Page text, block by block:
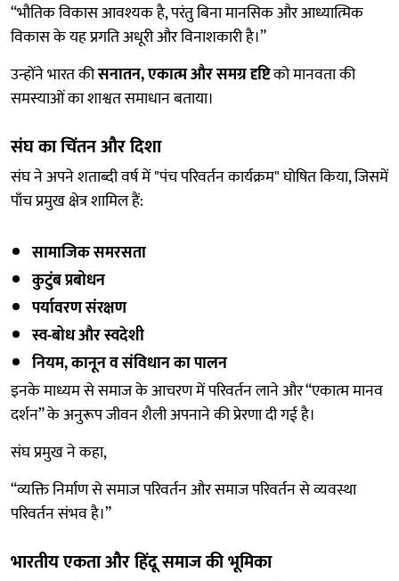
“भौतिक विकास आवश्यक है, परंतु बिना मानसिक और आध्यात्मिक
विकास के यह प्रगति अधूरी और विनाशकारी है।”
उन्होंने भारत कीसनातन, एकात्म और समग्र दृष्टिको मानवता की
समस्याओं का शाश्वत समाधान बताया।
संघ का चिंतन और दिशा
संघ ने अपने शताब्दी वर्ष में "पंच परिवर्तन कार्यक्रम" घोषित किया, जिसमें
पाँच प्रमुख क्षेत्र शामिल हैं:
सामाजिक समरसता
कुटुंब प्रबोधन
पर्यावरण संरक्षण
स्व-बोध और स्वदेशी
नियम, कानून व संविधान का पालन
इनके माध्यम से समाज के आचरण में परिवर्तन लाने और “एकात्म मानव
दर्शन” के अनुरूप जीवन शैली अपनाने की प्रेरणा दी गई है।
संघ प्रमुख ने कहा,
“व्यक्ति निर्माण से समाज परिवर्तन और समाज परिवर्तन से व्यवस्था
परिवर्तन संभव है।”
भारतीय एकता और हिंदू समाज की भूमिका